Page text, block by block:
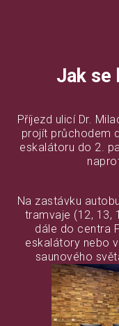
Jak se
Příjezd ulicí Dr.
projít průchodem
eskalátoru do 2.
Na zastávku
tramvaje (12, 13,
dále do centra
eskalátory nebo
saunového